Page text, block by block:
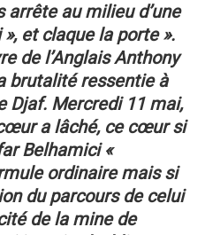
au milieu d’une
», et claque la porte ».
de l’Anglais Anthony
brutalité ressentie à
Djaf. Mercredi 11 mai,
a lâché, ce cœur si
Belhamici «
ordinaire mais si
du parcours de celui
de la mine de